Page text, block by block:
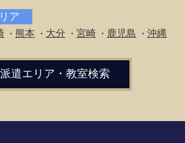
ア
・ 熊本 ・ 大分 ・ 宮崎 ・ 鹿児島 ・ 沖縄
派遣エリア・教室検索